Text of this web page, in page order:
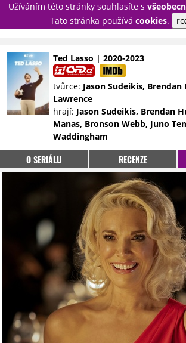
Užíváním této stránky souhlasíte s
Tato stránka používá cookies.
NOVINKY
TÉMATA
RECENZE
EPIZODY
KULT
TRAILERY
GALERIE
DISKUZE
STATISTIKY
Ted Lasso | 2020-2023
tvůrce: Jason Sudeikis,
Lawrence
hrají: Jason Sudeikis, Brendan
Manas, Bronson Webb, Juno
Waddingham
O SERIÁLU RECENZE